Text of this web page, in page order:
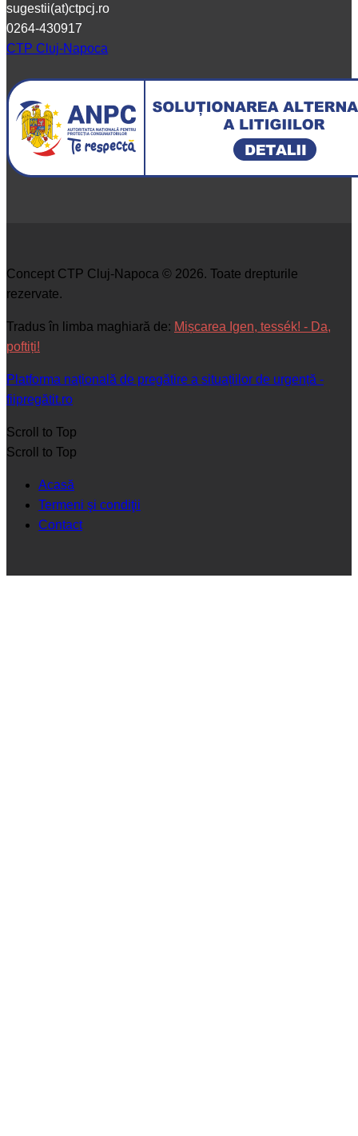
sugestii(at)ctpcj.ro
0264-430917
CTP Cluj-Napoca
Concept CTP Cluj-Napoca © 2026. Toate drepturile
rezervate.
Tradus în limba maghiară de: Mișcarea Igen, tessék! - Da,
poftiți!
Platforma națională de pregătire a situațiilor de urgență -
fiipregătit.ro
Scroll to Top
Scroll to Top
Acasă
Termeni şi condiţii
Contact